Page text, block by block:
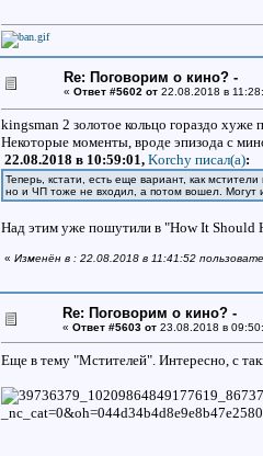
Re: Поговорим о кино? -
« Ответ #5602 от 22.08.2018 в
kingsman 2 золотое кольцо гораздо
Некоторые моменты, вроде эпизода с
22.08.2018 в 10:59:01, Korchy писал(a):
Теперь, кстати, есть еще вариант, как
но и ЧП тоже не входил, а потом вошел. Могут
Над этим уже пошутили в "How It Should
« Изменён в : 22.08.2018 в 11:41:52
Re: Поговорим о кино? -
« Ответ #5603 от 23.08.2018 в
Еще в тему "Мстителей". Интересно, с